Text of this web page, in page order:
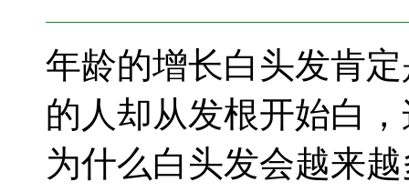
年龄的增长白头发肯
的人却从发根开始白
为什么白头发会越来